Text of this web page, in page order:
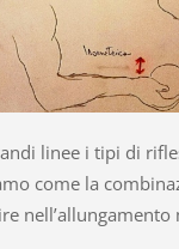
linee i tipi di
come la
nell’allungamento